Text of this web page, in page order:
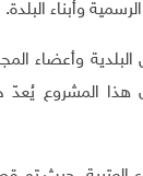
وأبناء البلدة.
وأعضاء
المشروع يُعدّ